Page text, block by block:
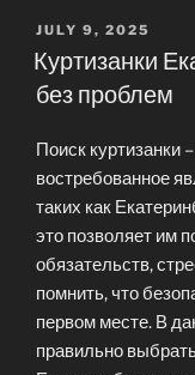
POSTED
ON
JULY 9, 2025
Куртизанки
без проблем
Поиск куртизанки
востребованное
таких как
это позволяет им
обязательств,
помнить, что
первом месте. В
правильно